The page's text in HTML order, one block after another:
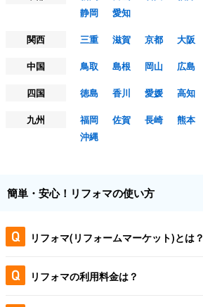
静岡
愛知
関西
三重 滋賀 京都 大阪
中国
鳥取 島根 岡山 広島
四国
徳島 香川 愛媛
高知
九州
福岡 佐賀 長崎 熊本
沖縄
簡単・安心！リフォマの使い方
リフォマ(リフォームマーケット)とは？
リフォマの利用料金は？